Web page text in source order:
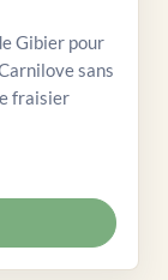
Gibier pour
sans
fraisier